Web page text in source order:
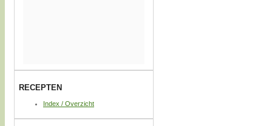
RECEPTEN
Index / Overzicht